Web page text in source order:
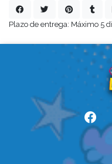
Plazo de entrega: Máximo 5